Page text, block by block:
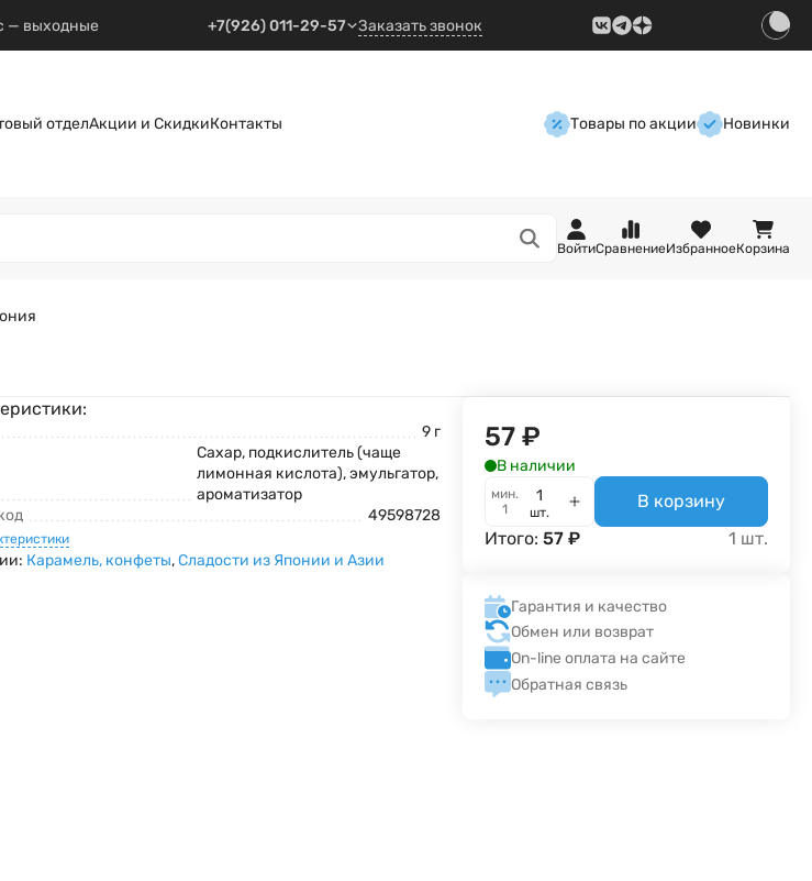
— выходные +7(926) 011-29-57 Заказать звонок
отделАкции и СкидкиКонтакты Товары по акции Новинки
ВойтиСравнениеИзбранноеКорзина
9 г
Сахар, подкислитель (чаще
лимонная кислота), эмульгатор,
ароматизатор
49598728
Карамель, конфеты,Сладости из Японии и Азии
57 ₽
В наличии
мин.
1
шт.
В корзину
Итого:57 ₽ 1 шт.
Гарантия и качество
Обмен или возврат
On-line оплата на сайте
Обратная связь